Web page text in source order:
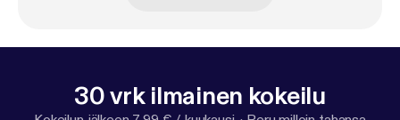
30 vrk ilmainen kokeilu